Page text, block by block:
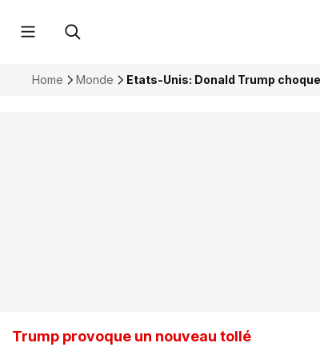
Home Monde Etats-Unis: Donald Trump
Trump provoque un nouveau tollé